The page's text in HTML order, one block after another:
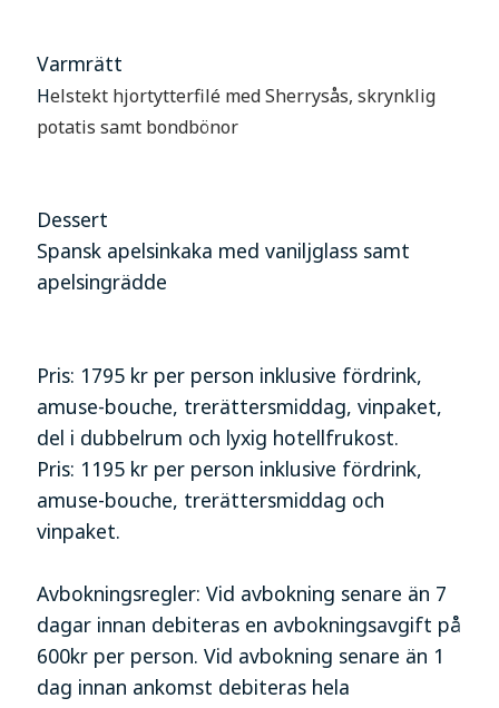
Varmrätt
Helstekt hjortytterfilé med Sherrysås, skrynklig
potatis samt bondbönor
Dessert
Spansk apelsinkaka med vaniljglass samt
apelsingrädde
Pris: 1795 kr per person inklusive fördrink,
amuse-bouche, trerättersmiddag, vinpaket,
del i dubbelrum och lyxig hotellfrukost.
Pris: 1195 kr per person inklusive fördrink,
amuse-bouche, trerättersmiddag och
vinpaket.
Avbokningsregler: Vid avbokning senare än 7
dagar innan debiteras en avbokningsavgift på
600kr per person. Vid avbokning senare än 1
dag innan ankomst debiteras hela